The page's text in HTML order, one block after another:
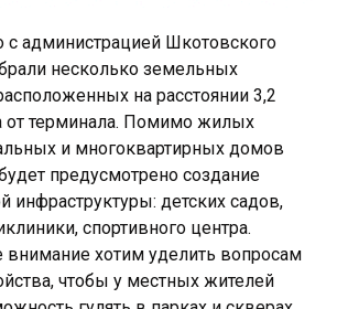
с администрацией Шкотовского
несколько земельных
на расстоянии 3,2
от терминала. Помимо жилых
и многоквартирных домов
предусмотрено создание
инфраструктуры: детских садов,
спортивного центра.
внимание хотим уделить вопросам
чтобы у местных жителей